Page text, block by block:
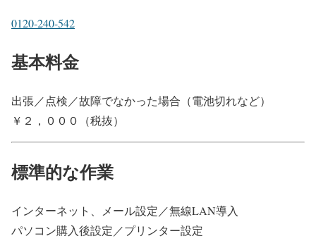
0120-240-542
基本料金
出張／点検／故障でなかった場合（電池切れなど）
￥２，０００（税抜）
標準的な作業
インターネット、メール設定／無線LAN導入
パソコン購入後設定／プリンター設定